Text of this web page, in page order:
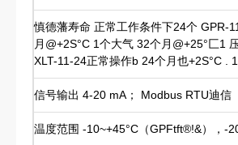
慎德藩寿命 正常工作条件下24个 GPR-
月@+2S°C 1个大气 32个月@+25°匚1
XLT-11-24正常操作b 24个月也+2S°C .
信号输出 4-20 mA； Modbus RTU迪信
温度范围 -10~+45°C（GPFtft®!&），-